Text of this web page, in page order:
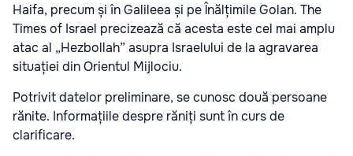
Haifa, precum și în Galileea și pe Înălțimile Golan. The
Times of Israel precizează că acesta este cel mai amplu
atac al „Hezbollah” asupra Israelului de la agravarea
situației din Orientul Mijlociu.
Potrivit datelor preliminare, se cunosc două persoane
rănite. Informațiile despre răniți sunt în curs de
clarificare.